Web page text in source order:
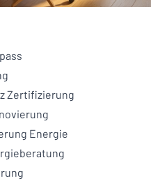
Zertifizierung
Energie